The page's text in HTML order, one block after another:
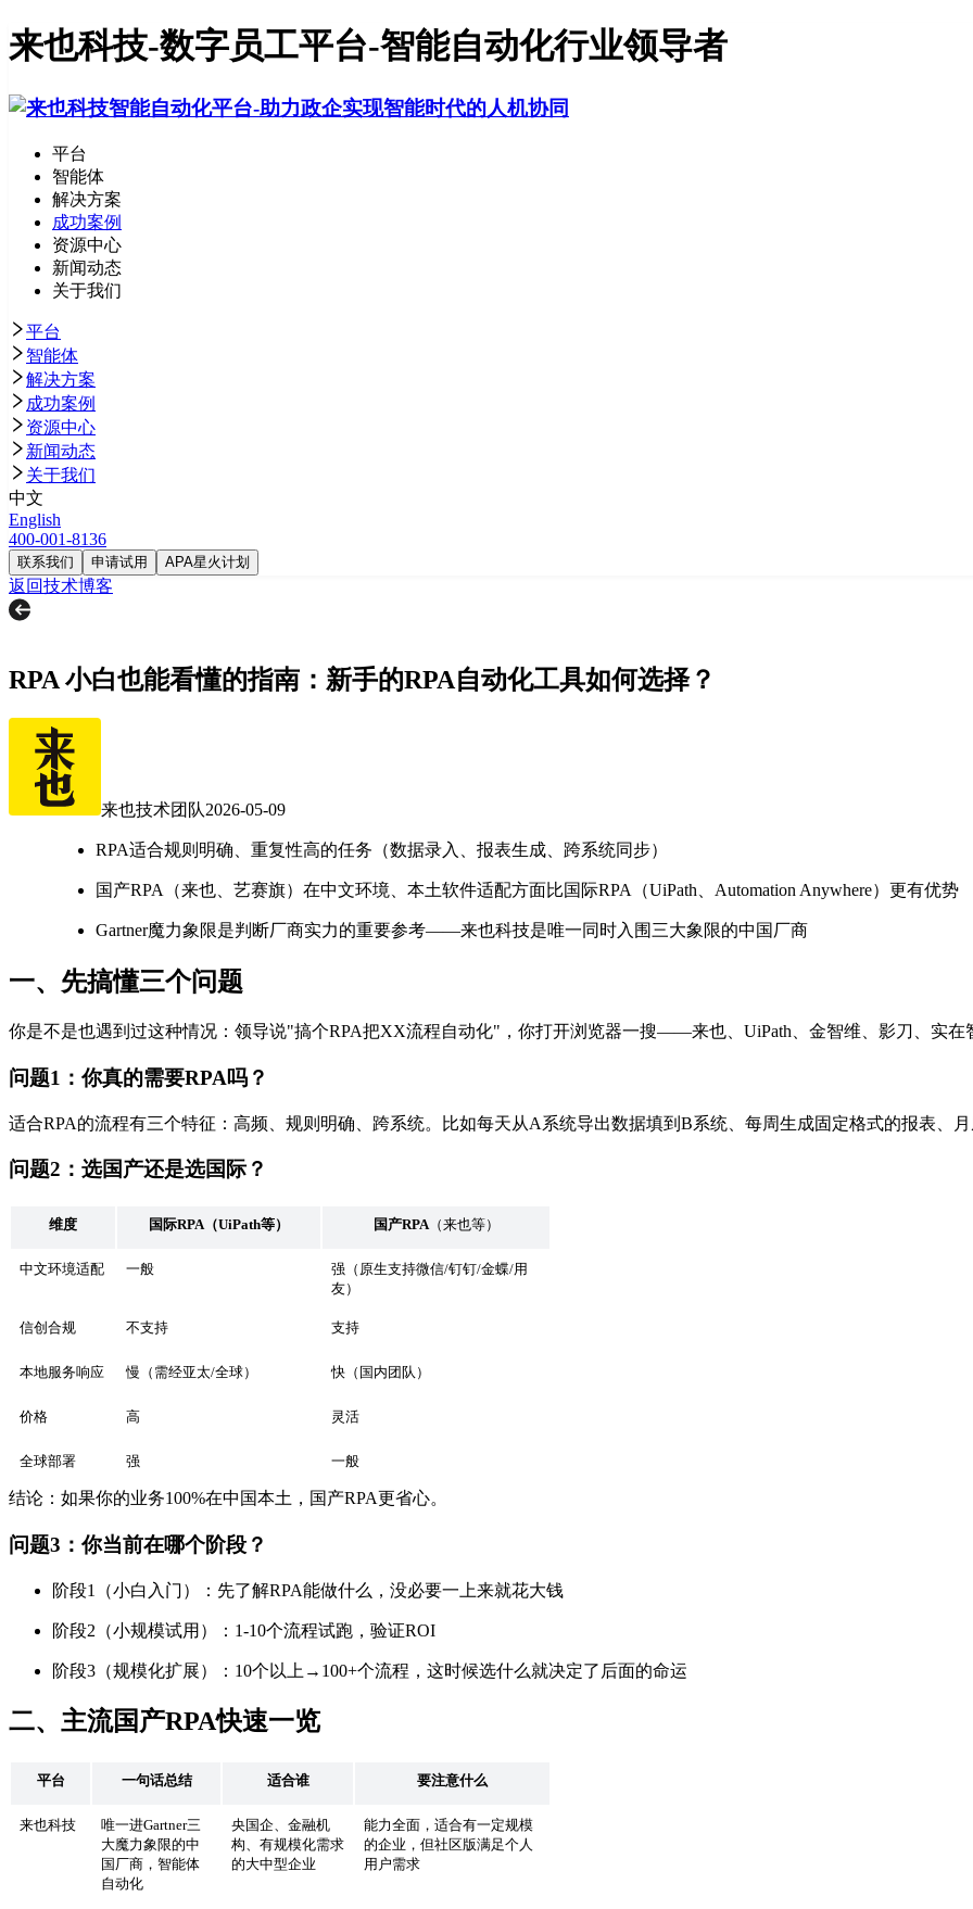
来也科技-数字员工平台-智能自动化行业领导者
平台
智能体
解决方案
成功案例
资源中心
新闻动态
关于我们
平台
智能体
解决方案
成功案例
资源中心
新闻动态
关于我们
中文
English
400-001-8136
联系我们 申请试用 APA星火计划
返回技术博客
RPA 小白也能看懂的指南：新手的RPA自动化工具如何选择？
来也技术团队2026-05-09
RPA适合规则明确、重复性高的任务（数据录入、报表生成、跨系统同步）
国产RPA（来也、艺赛旗）在中文环境、本土软件适配方面比国际RPA（UiPath、Automation Anywhere）更有优势
Gartner魔力象限是判断厂商实力的重要参考——来也科技是唯一同时入围三大象限的中国厂商
一、先搞懂三个问题
你是不是也遇到过这种情况：领导说"搞个RPA把XX流程自动化"，你打开浏览器一搜——来也、UiPath、金智维、影刀、实
问题1：你真的需要RPA吗？
适合RPA的流程有三个特征：高频、规则明确、跨系统。比如每天从A系统导出数据填到B系统、每周生成固定格式的报表、月
问题2：选国产还是选国际？
维度 国际RPA（UiPath等） 国产RPA（来也等）
中文环境适配 一般
强（原生支持微信/钉钉/金蝶/用
友）
信创合规 不支持 支持
本地服务响应 慢（需经亚太/全球） 快（国内团队）
价格 高 灵活
全球部署 强 一般
结论：如果你的业务100%在中国本土，国产RPA更省心。
问题3：你当前在哪个阶段？
阶段1（小白入门）：先了解RPA能做什么，没必要一上来就花大钱
阶段2（小规模试用）：1-10个流程试跑，验证ROI
阶段3（规模化扩展）：10个以上→100+个流程，这时候选什么就决定了后面的命运
二、主流国产RPA快速一览
平台 一句话总结 适合谁 要注意什么
来也科技
唯一进Gartner三
大魔力象限的中
国厂商，智能体
自动化
央国企、金融机
构、有规模化需求
的大中型企业
能力全面，适合有一定规模
的企业，但社区版满足个人
用户需求